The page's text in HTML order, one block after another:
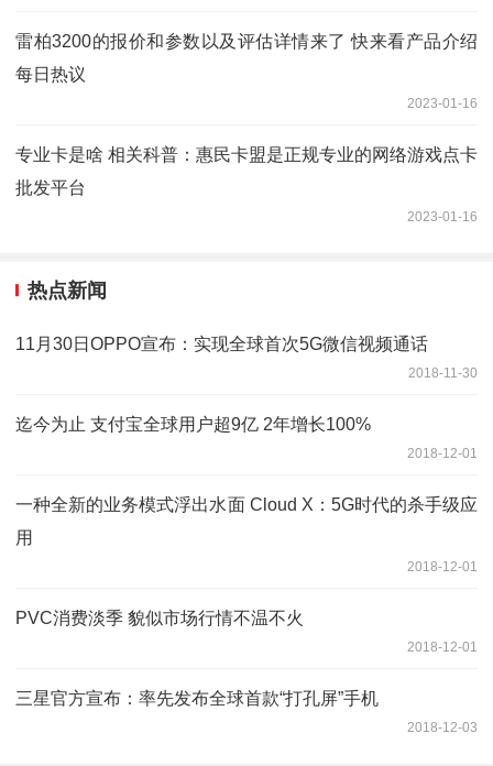
雷柏3200的报价和参数以及评估详情来了 快来看产品介绍
每日热议
2023-01-16
专业卡是啥 相关科普：惠民卡盟是正规专业的网络游戏点卡
批发平台
2023-01-16
热点新闻
11月30日OPPO宣布：实现全球首次5G微信视频通话
2018-11-30
迄今为止 支付宝全球用户超9亿 2年增长100%
2018-12-01
一种全新的业务模式浮出水面 Cloud X：5G时代的杀手级应
用
2018-12-01
PVC消费淡季 貌似市场行情不温不火
2018-12-01
三星官方宣布：率先发布全球首款“打孔屏”手机
2018-12-03